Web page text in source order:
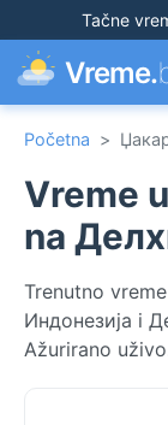
Tačne
Vreme.
Početna >
Vreme
na
Trenutno
Индонезија i
Ažurirano